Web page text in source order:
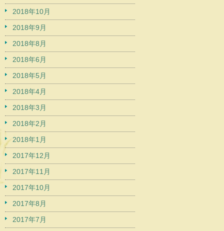
2018年10月
2018年9月
2018年8月
2018年6月
2018年5月
2018年4月
2018年3月
2018年2月
2018年1月
2017年12月
2017年11月
2017年10月
2017年8月
2017年7月